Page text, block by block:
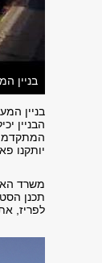
בניין
יותקנו
משרד
תכנן
לפריז,